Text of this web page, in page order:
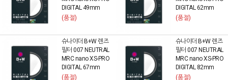
DIGITAL 49mm
(품절)
DIGITAL 62mm
(품절)
슈나이더 B+W 렌즈
필터 007 NEUTRAL
MRC nano XS-PRO
DIGITAL 67mm
(품절)
슈나이더 B+W 렌즈
필터 007 NEUTRAL
MRC nano XS-PRO
DIGITAL 82mm
(품절)